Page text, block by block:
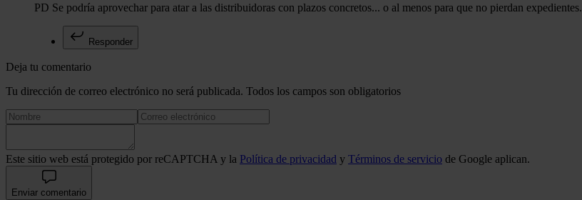
PD Se podría aprovechar para atar a las distribuidoras con plazos concretos... o al menos para que no pierdan expedientes.
Responder
Deja tu comentario
Tu dirección de correo electrónico no será publicada. Todos los campos son obligatorios
Este sitio web está protegido por reCAPTCHA y la Política de privacidad y Términos de servicio de Google aplican.
Enviar comentario